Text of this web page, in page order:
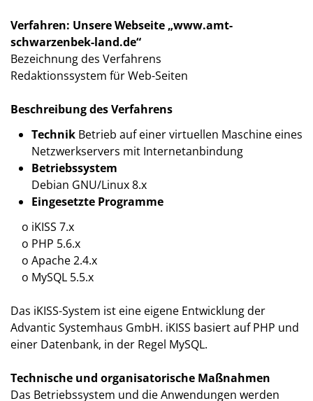
Verfahren: Unsere Webseite „www.amt-
schwarzenbek-land.de“
Bezeichnung des Verfahrens
Redaktionssystem für Web-Seiten
Beschreibung des Verfahrens
Technik Betrieb auf einer virtuellen Maschine eines
Netzwerkservers mit Internetanbindung
Betriebssystem
Debian GNU/Linux 8.x
Eingesetzte Programme
o iKISS 7.x
o PHP 5.6.x
o Apache 2.4.x
o MySQL 5.5.x
Das iKISS-System ist eine eigene Entwicklung der
Advantic Systemhaus GmbH. iKISS basiert auf PHP und
einer Datenbank, in der Regel MySQL.
Technische und organisatorische Maßnahmen
Das Betriebssystem und die Anwendungen werden